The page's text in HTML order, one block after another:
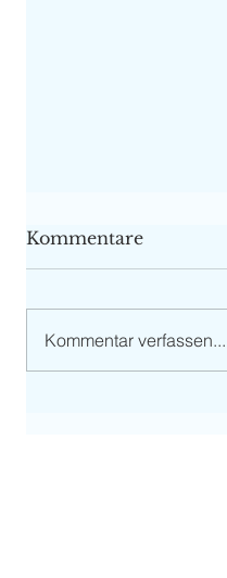
Kommentare
Kommentar verfassen...